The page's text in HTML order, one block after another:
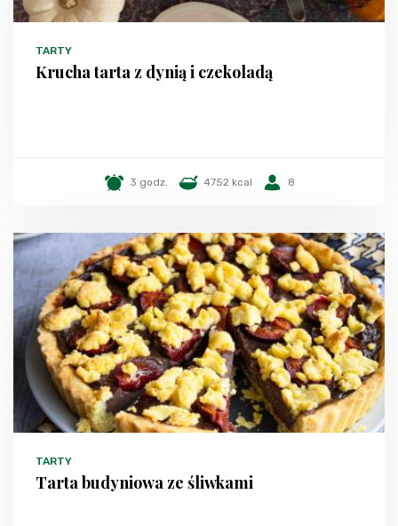
TARTY
Krucha tarta z dynią i czekoladą
3 godz. 4752 kcal 8
TARTY
Tarta budyniowa ze śliwkami